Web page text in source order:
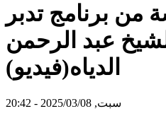
من برنامج تدبر
عبد الرحمن
الدياه(فيديو)
سبت, 2025/03/08 - 20:42